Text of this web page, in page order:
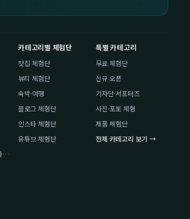
💰 블로거 수익·세금 가이드
카테고리별 체험단
맛집 체험단
뷰티 체험단
숙박·여행
블로그 체험단
인스타 체험단
유튜브 체험단
특별 카테고리
무료 체험단
신규 오픈
기자단·서포터즈
사진·포토 체험
제품 체험단
전체 카테고리 보기 →